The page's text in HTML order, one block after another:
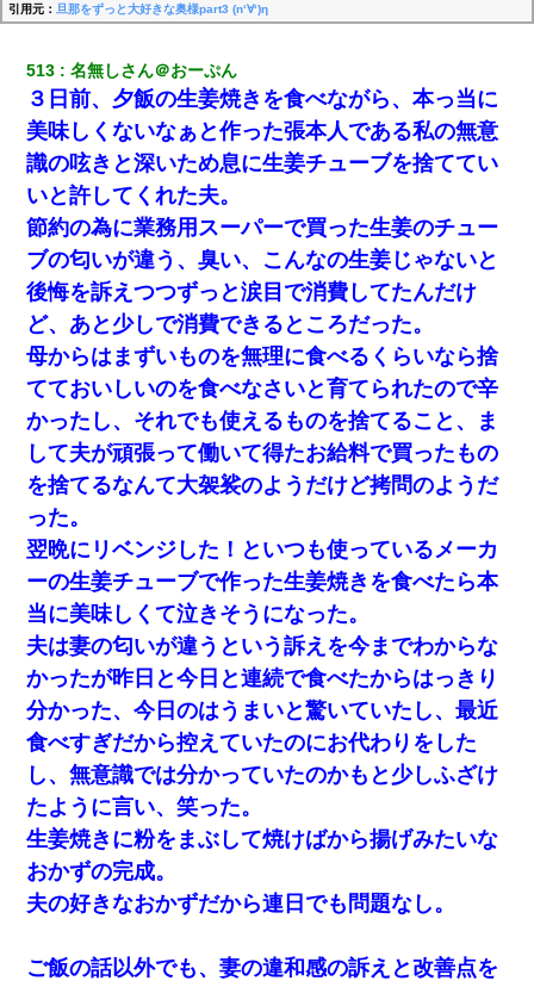
引用元： 旦那をずっと大好きな奥様part3 (n‘∀‘)η
513 名無しさん＠おーぷん
３日前、夕飯の生姜焼きを食べながら、本っ当に
美味しくないなぁと作った張本人である私の無意
識の呟きと深いため息に生姜チューブを捨ててい
いと許してくれた夫。
節約の為に業務用スーパーで買った生姜のチュー
ブの匂いが違う、臭い、こんなの生姜じゃないと
後悔を訴えつつずっと涙目で消費してたんだけ
ど、あと少しで消費できるところだった。
母からはまずいものを無理に食べるくらいなら捨
てておいしいのを食べなさいと育てられたので辛
かったし、それでも使えるものを捨てること、ま
して夫が頑張って働いて得たお給料で買ったもの
を捨てるなんて大袈裟のようだけど拷問のようだ
った。
翌晩にリベンジした！といつも使っているメーカ
ーの生姜チューブで作った生姜焼きを食べたら本
当に美味しくて泣きそうになった。
夫は妻の匂いが違うという訴えを今までわからな
かったが昨日と今日と連続で食べたからはっきり
分かった、今日のはうまいと驚いていたし、最近
食べすぎだから控えていたのにお代わりをした
し、無意識では分かっていたのかもと少しふざけ
たように言い、笑った。
生姜焼きに粉をまぶして焼けばから揚げみたいな
おかずの完成。
夫の好きなおかずだから連日でも問題なし。
ご飯の話以外でも、妻の違和感の訴えと改善点を